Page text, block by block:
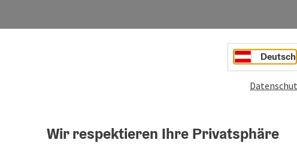
Deutsch
Wir respektieren Ihre Privatsphäre